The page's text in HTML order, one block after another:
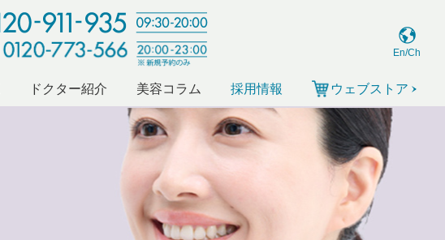
En/Ch
ドクター紹介 美容コラム 採用情報 ウェブストア